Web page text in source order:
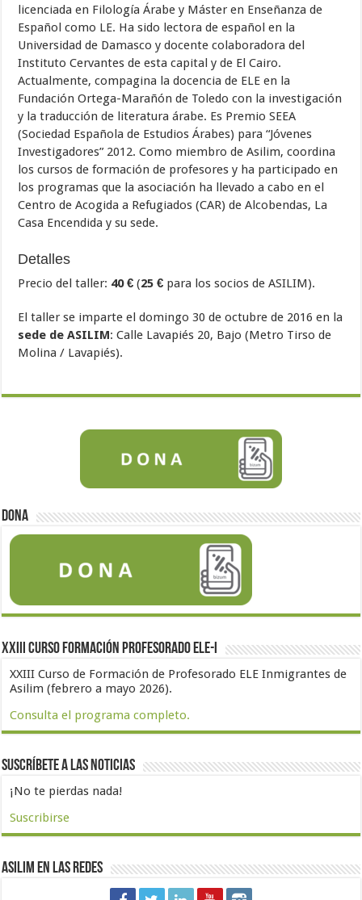
licenciada en Filología Árabe y Máster en Enseñanza de
Español como LE. Ha sido lectora de español en la
Universidad de Damasco y docente colaboradora del
Instituto Cervantes de esta capital y de El Cairo.
Actualmente, compagina la docencia de ELE en la
Fundación Ortega-Marañón de Toledo con la investigación
y la traducción de literatura árabe. Es Premio SEEA
(Sociedad Española de Estudios Árabes) para “Jóvenes
Investigadores” 2012. Como miembro de Asilim, coordina
los cursos de formación de profesores y ha participado en
los programas que la asociación ha llevado a cabo en el
Centro de Acogida a Refugiados (CAR) de Alcobendas, La
Casa Encendida y su sede.
Detalles
Precio del taller: 40 € (25 € para los socios de ASILIM).
El taller se imparte el domingo 30 de octubre de 2016 en la
sede de ASILIM: Calle Lavapiés 20, Bajo (Metro Tirso de
Molina / Lavapiés).
Dona
XXIII Curso formación profesorado ELE-I
XXIII Curso de Formación de Profesorado ELE Inmigrantes de
Asilim (febrero a mayo 2026).
Consulta el programa completo.
Suscríbete a las noticias
¡No te pierdas nada!
Suscribirse
Asilim en las redes